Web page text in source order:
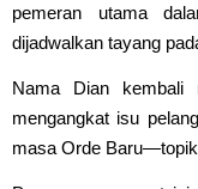
pemeran utama
dijadwalkan tayang
Nama Dian kembali
mengangkat isu
masa Orde